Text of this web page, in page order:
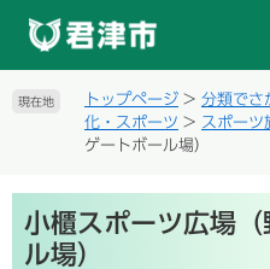
す
し
現在地 トップページ > 分類でさ
化・スポーツ > スポーツ
ゲートボール場）
文小櫃スポーツ広場
ル場）